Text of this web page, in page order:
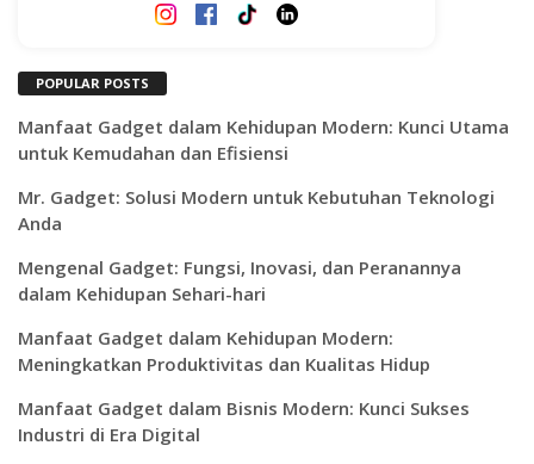
POPULAR POSTS
Manfaat Gadget dalam Kehidupan Modern: Kunci Utama
untuk Kemudahan dan Efisiensi
Mr. Gadget: Solusi Modern untuk Kebutuhan Teknologi
Anda
Mengenal Gadget: Fungsi, Inovasi, dan Peranannya
dalam Kehidupan Sehari-hari
Manfaat Gadget dalam Kehidupan Modern:
Meningkatkan Produktivitas dan Kualitas Hidup
Manfaat Gadget dalam Bisnis Modern: Kunci Sukses
Industri di Era Digital